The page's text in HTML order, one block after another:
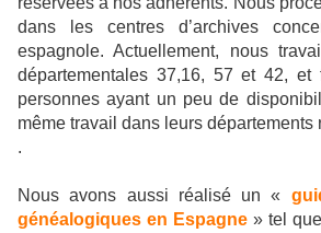
dans les centres d’archives
espagnole. Actuellement, nous
départementales 37,16, 57 et 42, et
personnes ayant un peu de
même travail dans leurs départements
.
Nous avons aussi réalisé un «
généalogiques en Espagne » tel